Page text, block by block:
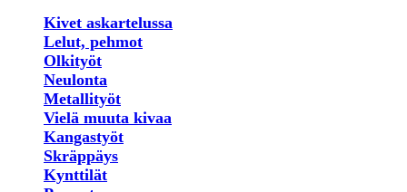
Kivet askartelussa
Lelut, pehmot
Olkityöt
Neulonta
Metallityöt
Vielä muuta kivaa
Kangastyöt
Skräppäys
Kynttilät